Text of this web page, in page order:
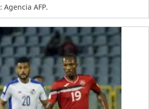
AFP.